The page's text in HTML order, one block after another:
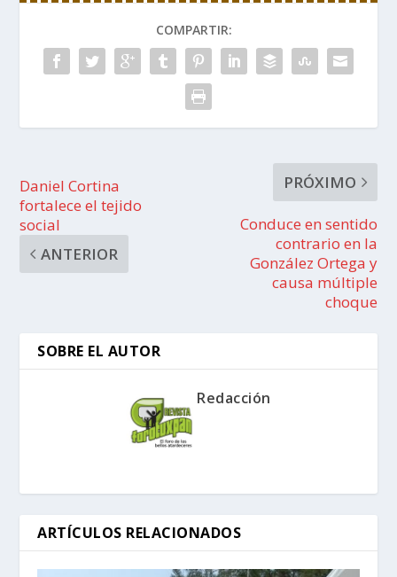
COMPARTIR:
Daniel Cortina
fortalece el tejido
social
ANTERIOR
PRÓXIMO
Conduce en sentido
contrario en la
González Ortega y
causa múltiple
choque
SOBRE EL AUTOR
Redacción
ARTÍCULOS RELACIONADOS